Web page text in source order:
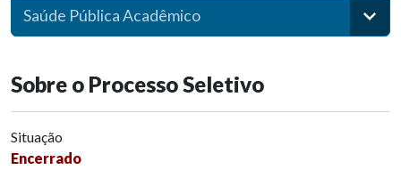
Saúde Pública Acadêmico
Sobre o Processo Seletivo
Situação
Encerrado